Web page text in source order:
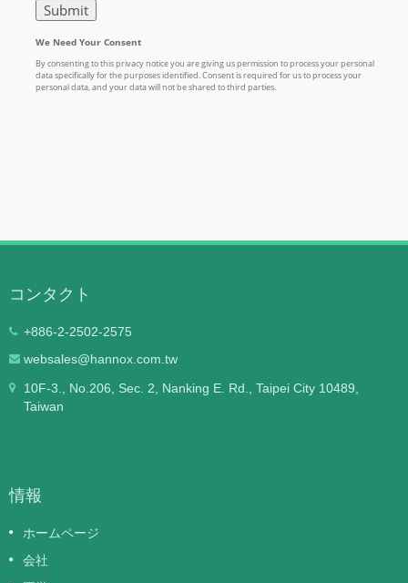
コンタクト
+886-2-2502-2575
websales@hannox.com.tw
10F-3., No.206, Sec. 2, Nanking E. Rd., Taipei City 10489,
Taiwan
情報
ホームページ
会社